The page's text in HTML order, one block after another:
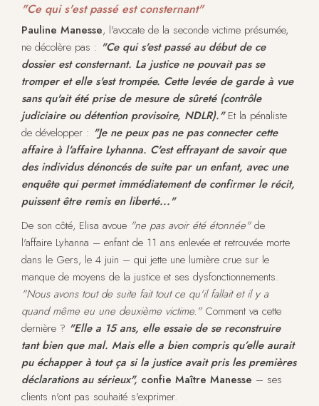
"Ce qui s'est passé est consternant"
Pauline Manesse, l'avocate de la seconde victime présumée,
ne décolère pas : "Ce qui s'est passé au début de ce
dossier est consternant. La justice ne pouvait pas se
tromper et elle s'est trompée. Cette levée de garde à vue
sans qu'ait été prise de mesure de sûreté (contrôle
judiciaire ou détention provisoire, NDLR)."Et la pénaliste
de développer : "Je ne peux pas ne pas connecter cette
affaire à l'affaire Lyhanna. C'est effrayant de savoir que
des individus dénoncés de suite par un enfant, avec une
enquête qui permet immédiatement de confirmer le récit,
puissent être remis en liberté..."
De son côté, Elisa avoue "ne pas avoir été étonnée"de
l'affaire Lyhanna – enfant de 11 ans enlevée et retrouvée morte
dans le Gers, le 4 juin – qui jette une lumière crue sur le
manque de moyens de la justice et ses dysfonctionnements.
"Nous avons tout de suite fait tout ce qu'il fallait et il y a
quand même eu une deuxième victime."Comment va cette
dernière ? "Elle a 15 ans, elle essaie de se reconstruire
tant bien que mal. Mais elle a bien compris qu’elle aurait
pu échapper à tout ça si la justice avait pris les premières
déclarations au sérieux", confie Maître Manesse – ses
clients n'ont pas souhaité s'exprimer.